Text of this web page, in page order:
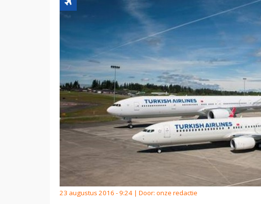
23 augustus 2016 - 9:24 | Door: onze redactie